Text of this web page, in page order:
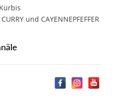
und CAYENNEPFEFFER